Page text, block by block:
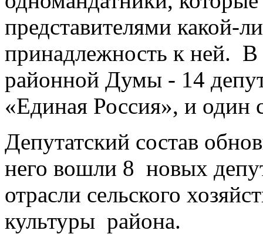
представителями какой-
принадлежность к ней. В
районной Думы - 14
«Единая Россия», и один
Депутатский состав
него вошли 8 новых
отрасли сельского
культуры района.